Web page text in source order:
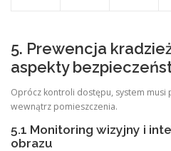
5. Prewencja
aspekty
Oprócz kontroli dostępu, system musi
wewnątrz pomieszczenia.
5.1 Monitoring wizyjny i
obrazu